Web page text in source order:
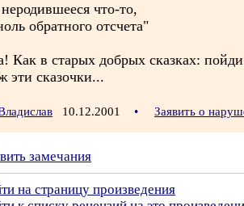
что-то,
обратного отсчета"
Как в старых добрых сказках:
эти сказочки...
10.12.2001 • Заявить о
замечания
на страницу произведения